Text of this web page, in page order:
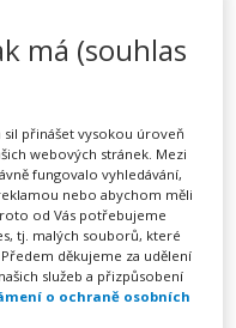
zahájení
69-
má (souhlas
sil přinášet vysokou úroveň
webových stránek. Mezi
fungovalo vyhledávání,
nebo abychom měli
od Vás potřebujeme
tj. malých souborů, které
děkujeme za udělení
služeb a přizpůsobení
o ochraně osobních